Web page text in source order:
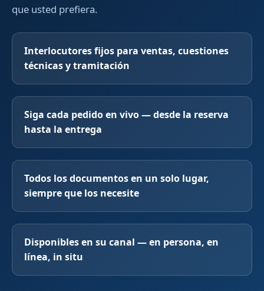
que usted prefiera.
Interlocutores fijos para ventas, cuestiones
técnicas y tramitación
Siga cada pedido en vivo — desde la reserva
hasta la entrega
Todos los documentos en un solo lugar,
siempre que los necesite
Disponibles en su canal — en persona, en
línea, in situ